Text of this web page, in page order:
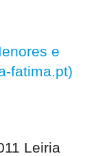
e
fatima.pt)
Leiria